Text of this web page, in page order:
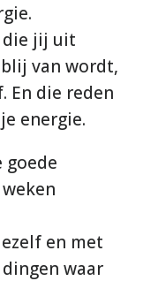
die jij uit
van wordt,
En die reden
energie.
goede
en met
waar